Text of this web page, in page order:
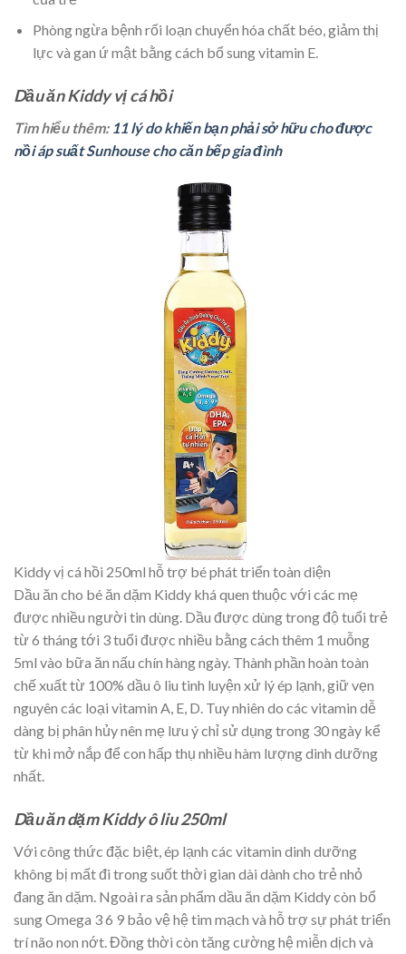
Phòng ngừa bệnh rối loạn chuyển hóa chất béo, giảm thị
lực và gan ứ mật bằng cách bổ sung vitamin E.
Dầu ăn Kiddy vị cá hồi
Tìm hiểu thêm: 11 lý do khiến bạn phải sở hữu cho được
nồi áp suất Sunhouse cho căn bếp gia đình
Kiddy vị cá hồi 250ml hỗ trợ bé phát triển toàn diện
Dầu ăn cho bé ăn dặm Kiddy khá quen thuộc với các mẹ
được nhiều người tin dùng. Dầu được dùng trong độ tuổi trẻ
từ 6 tháng tới 3 tuổi được nhiều bằng cách thêm 1 muỗng
5ml vào bữa ăn nấu chín hàng ngày. Thành phần hoàn toàn
chế xuất từ 100% dầu ô liu tinh luyện xử lý ép lạnh, giữ vẹn
nguyên các loại vitamin A, E, D. Tuy nhiên do các vitamin dễ
dàng bị phân hủy nên mẹ lưu ý chỉ sử dụng trong 30 ngày kể
từ khi mở nắp để con hấp thụ nhiều hàm lượng dinh dưỡng
nhất.
Dầu ăn dặm Kiddy ô liu 250ml
Với công thức đặc biệt, ép lạnh các vitamin dinh dưỡng
không bị mất đi trong suốt thời gian dài dành cho trẻ nhỏ
đang ăn dặm. Ngoài ra sản phẩm dầu ăn dặm Kiddy còn bổ
sung Omega 3 6 9 bảo vệ hệ tim mạch và hỗ trợ sự phát triển
trí não non nớt. Đồng thời còn tăng cường hệ miễn dịch và